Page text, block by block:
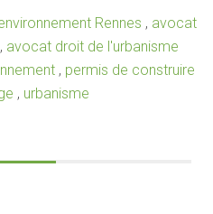
Rennes , avocat
, avocat droit de l'urbanisme
, permis de construire
, urbanisme